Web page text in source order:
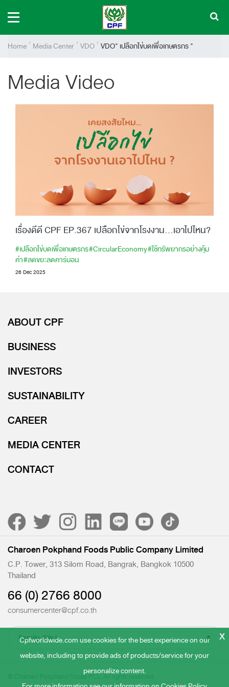
Home Media Center VDO VDO" เปลือกไข่บดเพื่อเกษตรกร "
Media Video
เรื่องดีดี CPF EP.367 เปลือกไข่จากโรงงาน…เอาไปไหน?
#เปลือกไข่บดเพื่อเกษตรกร#CircularEconomy#ใช้ทรัพยากรอย่างคุ้ม
ค่า#ลดขยะลดคาร์บอน
26 Dec 2025
Cpfworldwide.com use cookies for the best experience on our
website, including to provide ads of products/service for your
personalize content.
x
ABOUT CPF
BUSINESS
INVESTORS
SUSTAINABILITY
CAREER
MEDIA CENTER
CONTACT
Charoen Pokphand Foods Public Company Limited
C.P. Tower, 313 Silom Road, Bangrak, Bangkok 10500
Thailand
66 (0) 2766 8000
consumercenter@cpf.co.th
© Charoen Pokphand Foods PCL. All rights reserved.